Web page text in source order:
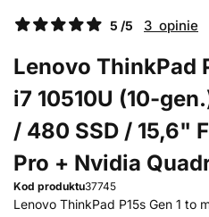
5 /5 3 opinie
Lenovo ThinkPad
i7 10510U (10-
/ 480 SSD / 15,6"
Pro + Nvidia
Kod produktu37745
Lenovo ThinkPad P15s Gen 1 to